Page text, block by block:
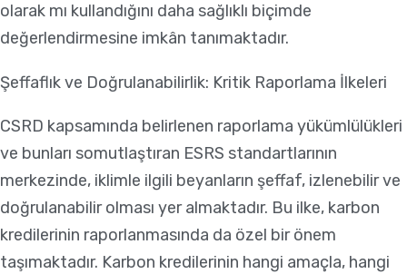
olarak mı kullandığını daha sağlıklı biçimde
değerlendirmesine imkân tanımaktadır.
Şeffaflık ve Doğrulanabilirlik: Kritik Raporlama İlkeleri
CSRD kapsamında belirlenen raporlama yükümlülükleri
ve bunları somutlaştıran ESRS standartlarının
merkezinde, iklimle ilgili beyanların şeffaf, izlenebilir ve
doğrulanabilir olması yer almaktadır. Bu ilke, karbon
kredilerinin raporlanmasında da özel bir önem
taşımaktadır. Karbon kredilerinin hangi amaçla, hangi